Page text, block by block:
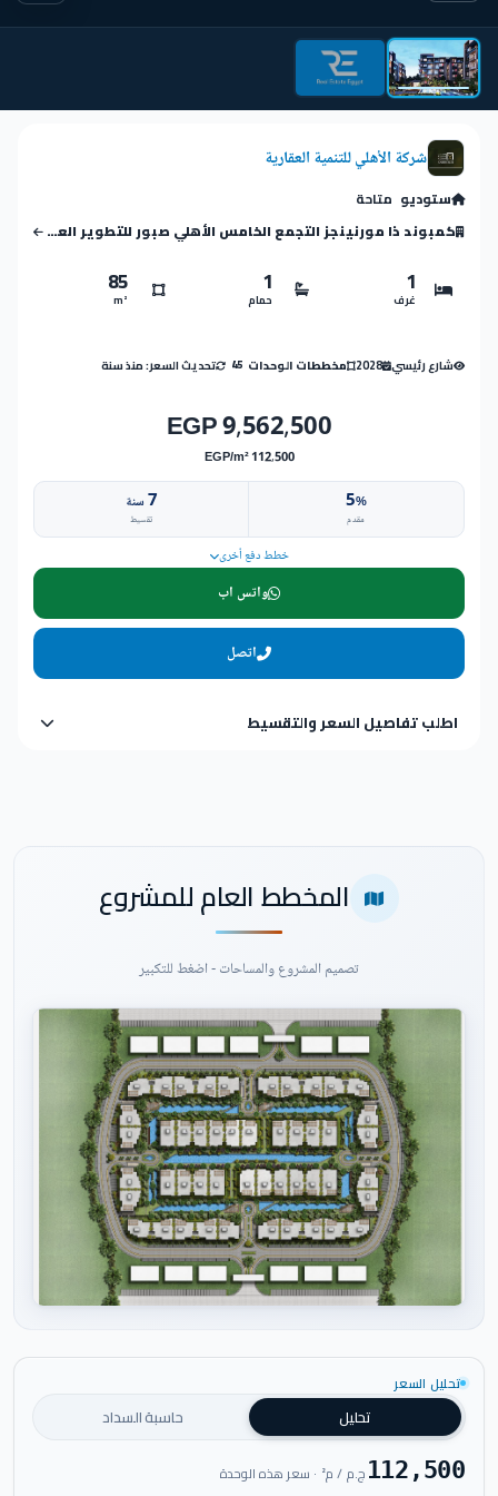
شركة الأهلي للتنمية العقارية
ستوديو متاحة
كمبوند ذا مورنينجز التجمع الخامس الأهلي صبور للتطوير العقاري
1
غرف
1
حمام
85
m²
شارع رئيسي 2028 مخططات الوحدات 45 تحديث السعر: منذ سنة
9,562,500 EGP
112,500 EGP/m²
5%
مقدم
7سنة
تقسيط
خطط دفع أخرى
واتس اب
اتصل
اطلب تفاصيل السعر والتقسيط
المخطط العام للمشروع
تصميم المشروع والمساحات - اضغط للتكبير
تحليل السعر
تحليل حاسبة السداد
112,500ج.م / م² · سعر هذه الوحدة